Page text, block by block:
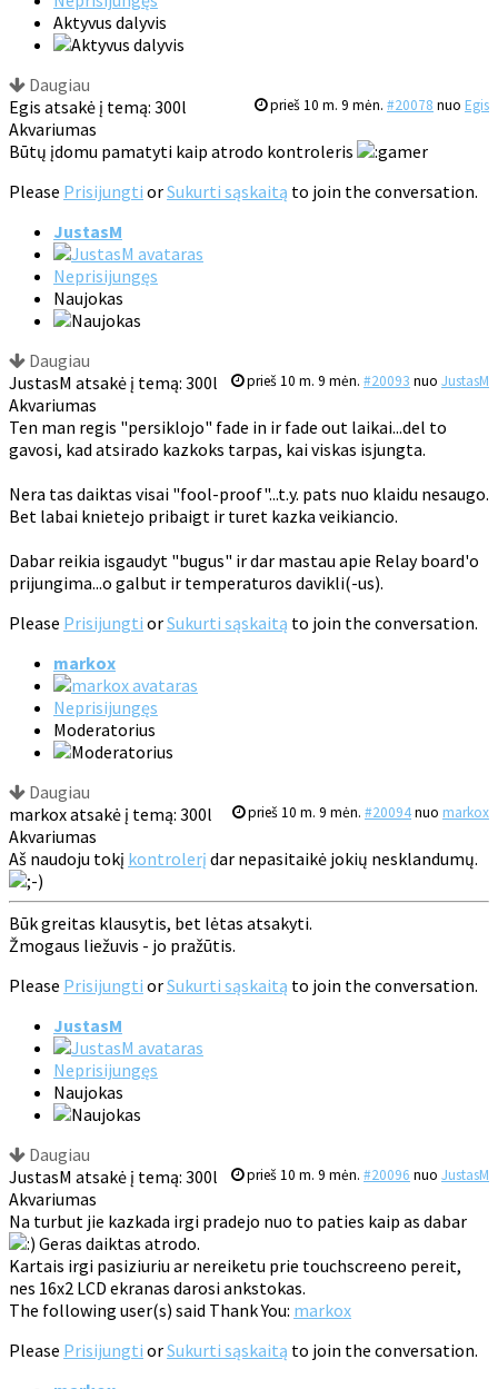
Aktyvus dalyvis
Daugiau
prieš 10 m. 9 mėn. #20078 nuo Egis
Egis atsakė į temą: 300l
Akvariumas
Būtų įdomu pamatyti kaip atrodo kontroleris
Please Prisijungti orSukurti sąskaitą to join the conversation.
JustasM
Neprisijungęs
Naujokas
Daugiau
prieš 10 m. 9 mėn. #20093 nuo JustasM
JustasM atsakė į temą: 300l
Akvariumas
Ten man regis "persiklojo" fade in ir fade out laikai...del to
gavosi, kad atsirado kazkoks tarpas, kai viskas isjungta.
Nera tas daiktas visai "fool-proof"...t.y. pats nuo klaidu nesaugo.
Bet labai knietejo pribaigt ir turet kazka veikiancio.
Dabar reikia isgaudyt "bugus" ir dar mastau apie Relay board'o
prijungima...o galbut ir temperaturos davikli(-us).
Please Prisijungti orSukurti sąskaitą to join the conversation.
markox
Neprisijungęs
Moderatorius
Daugiau
prieš 10 m. 9 mėn. #20094nuo markox
markox atsakė į temą: 300l
Akvariumas
Aš naudoju tokį kontrolerį dar nepasitaikė jokių nesklandumų.
Būk greitas klausytis, bet lėtas atsakyti.
Žmogaus liežuvis - jo pražūtis.
Please Prisijungti orSukurti sąskaitą to join the conversation.
JustasM
Neprisijungęs
Naujokas
Daugiau
prieš 10 m. 9 mėn. #20096 nuo JustasM
JustasM atsakė į temą: 300l
Akvariumas
Na turbut jie kazkada irgi pradejo nuo to paties kaip as dabar
Geras daiktas atrodo.
Kartais irgi pasiziuriu ar nereiketu prie touchscreeno pereit,
nes 16x2 LCD ekranas darosi ankstokas.
The following user(s) said Thank You: markox
Please Prisijungti orSukurti sąskaitą to join the conversation.